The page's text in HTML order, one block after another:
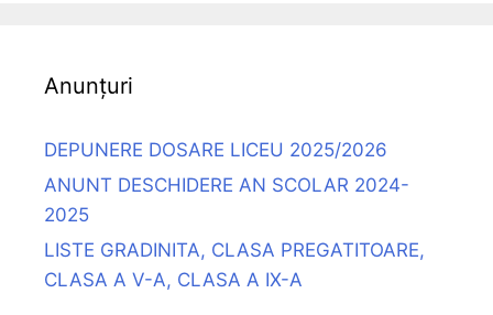
Anunțuri
DEPUNERE DOSARE LICEU 2025/2026
ANUNT DESCHIDERE AN SCOLAR 2024-
2025
LISTE GRADINITA, CLASA PREGATITOARE,
CLASA A V-A, CLASA A IX-A